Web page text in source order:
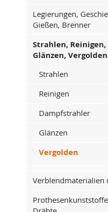
Legierungen,
Gießen, Brenner
Strahlen,
Glänzen, Vergolden
Strahlen
Reinigen
Dampfstrahler
Glänzen
Vergolden
Verblendmaterialien